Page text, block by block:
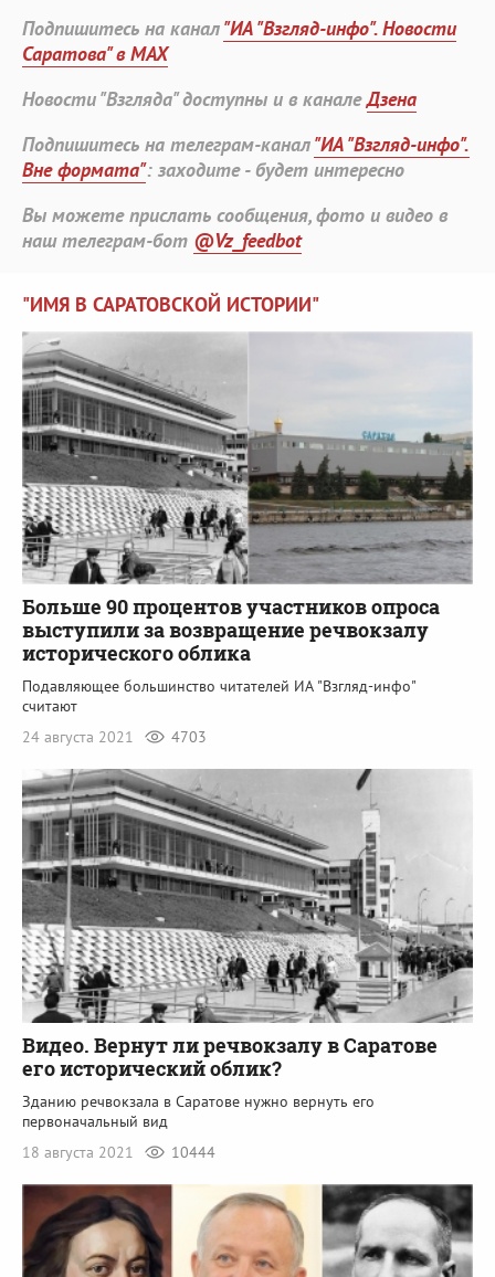
Подпишитесь на канал"ИА "Взгляд-инфо". Новости
Саратова" в MAX
Новости "Взгляда" доступны и в каналеДзена
Подпишитесь на телеграм-канал"ИА "Взгляд-инфо".
Вне формата": заходите - будет интересно
Вы можете прислать сообщения, фото и видео в
наш телеграм-бот @Vz_feedbot
"ИМЯ В САРАТОВСКОЙ ИСТОРИИ"
Больше 90 процентов участников опроса
выступили за возвращение речвокзалу
исторического облика
Подавляющее большинство читателей ИА "Взгляд-инфо"
считают
24 августа 2021
4703
Видео. Вернут ли речвокзалу в Саратове
его исторический облик?
Зданию речвокзала в Саратове нужно вернуть его
первоначальный вид
18 августа 2021
10444